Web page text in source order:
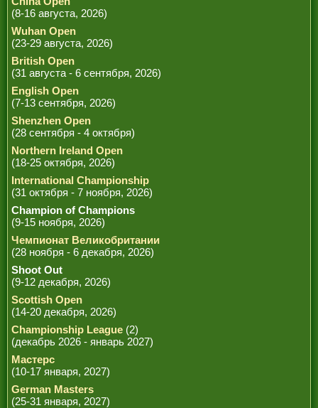
(8-16 августа, 2026)
Wuhan Open
(23-29 августа, 2026)
British Open
(31 августа - 6 сентября, 2026)
English Open
(7-13 сентября, 2026)
Shenzhen Open
(28 сентября - 4 октября)
Northern Ireland Open
(18-25 октября, 2026)
International Championship
(31 октября - 7 ноября, 2026)
Champion of Champions
(9-15 ноября, 2026)
Чемпионат Великобритании
(28 ноября - 6 декабря, 2026)
Shoot Out
(9-12 декабря, 2026)
Scottish Open
(14-20 декабря, 2026)
Championship League (2)
(декабрь 2026 - январь 2027)
Мастерс
(10-17 января, 2027)
German Masters
(25-31 января, 2027)